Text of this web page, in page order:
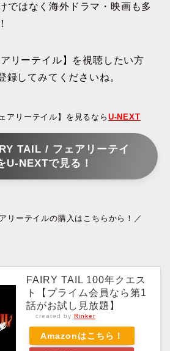
ではなく海外ドラマ・映画も多
リーテイル】を視聴したい方
録してみてくださいね。
アリーテイル】を見るなら U-NEXT
TAIL / フェアリーテイ
U-NEXTで見る！
リーテイルの購入はこちらから！／
FAIRY TAIL 100年クエス
ト【プライム会員なら第1
話がお試し見放題】
created by Rinker
Amazonはこちら！